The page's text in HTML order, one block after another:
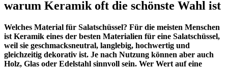
warum Keramik oft die schönste Wahl ist
Welches Material für Salatschüssel? Für die meisten Menschen
ist Keramik eines der besten Materialien für eine Salatschüssel,
weil sie geschmacksneutral, langlebig, hochwertig und
gleichzeitig dekorativ ist. Je nach Nutzung können aber auch
Holz, Glas oder Edelstahl sinnvoll sein. Wer Wert auf eine